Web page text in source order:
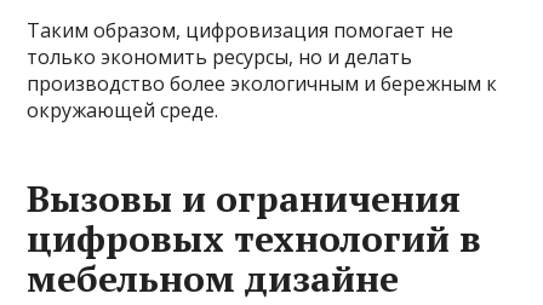
Таким образом, цифровизация помогает не
только экономить ресурсы, но и делать
производство более экологичным и бережным к
окружающей среде.
Вызовы и ограничения
цифровых технологий в
мебельном дизайне